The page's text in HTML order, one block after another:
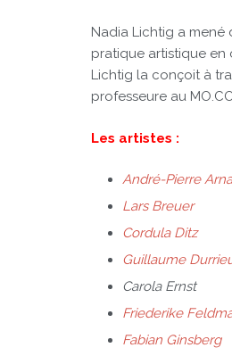
Nadia Lichtig a mené
pratique artistique en
Lichtig la conçoit à
professeure au
Les artistes :
André-Pierre
Lars Breuer
Cordula Ditz
Guillaume
Carola Ernst
Friederike
Fabian Ginsberg